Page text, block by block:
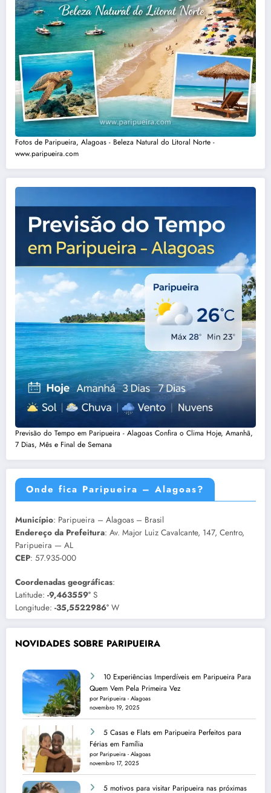
Fotos de Paripueira, Alagoas - Beleza Natural do Litoral Norte -
www.paripueira.com
Previsão do Tempo em Paripueira - Alagoas Confira o Clima Hoje, Amanhã,
7 Dias, Mês e Final de Semana
Onde fica Paripueira – Alagoas?
Município: Paripueira – Alagoas – Brasil
Endereço da Prefeitura: Av. Major Luiz Cavalcante, 147, Centro,
Paripueira — AL
CEP: 57.935-000
Coordenadas geográficas:
Latitude: -9,463559° S
Longitude: -35,5522986° W
NOVIDADES SOBRE PARIPUEIRA
10 Experiências Imperdíveis em Paripueira Para
Quem Vem Pela Primeira Vez
por Paripueira - Alagoas
novembro 19, 2025
5 Casas e Flats em Paripueira Perfeitos para
Férias em Família
por Paripueira - Alagoas
novembro 17, 2025
5 motivos para visitar Paripueira nas próximas